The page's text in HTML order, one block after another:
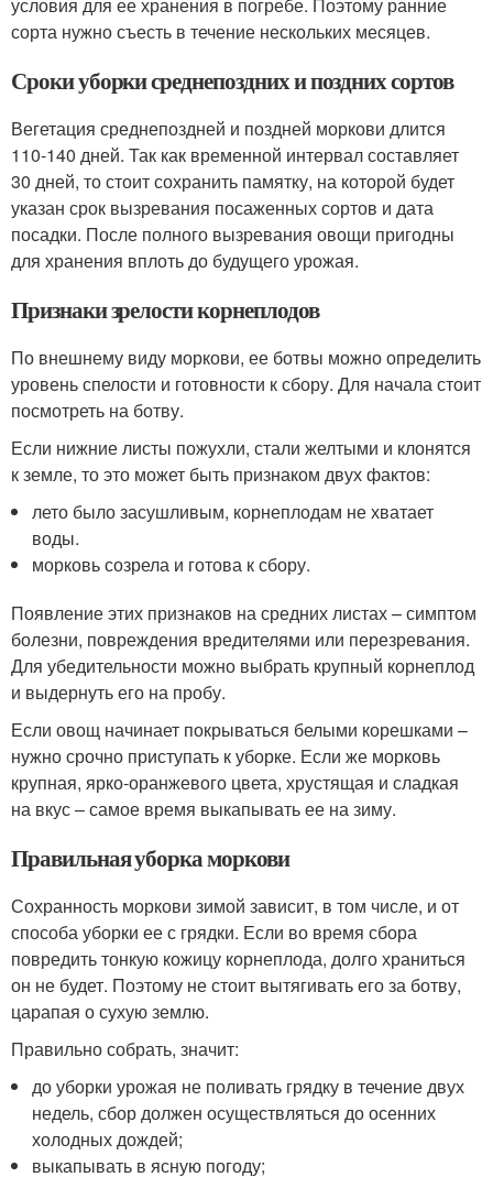
условия для ее хранения в погребе. Поэтому ранние
сорта нужно съесть в течение нескольких месяцев.
Сроки уборки среднепоздних и поздних сортов
Вегетация среднепоздней и поздней моркови длится
110-140 дней. Так как временной интервал составляет
30 дней, то стоит сохранить памятку, на которой будет
указан срок вызревания посаженных сортов и дата
посадки. После полного вызревания овощи пригодны
для хранения вплоть до будущего урожая.
Признаки зрелости корнеплодов
По внешнему виду моркови, ее ботвы можно определить
уровень спелости и готовности к сбору. Для начала стоит
посмотреть на ботву.
Если нижние листы пожухли, стали желтыми и клонятся
к земле, то это может быть признаком двух фактов:
лето было засушливым, корнеплодам не хватает
воды.
морковь созрела и готова к сбору.
Появление этих признаков на средних листах – симптом
болезни, повреждения вредителями или перезревания.
Для убедительности можно выбрать крупный корнеплод
и выдернуть его на пробу.
Если овощ начинает покрываться белыми корешками –
нужно срочно приступать к уборке. Если же морковь
крупная, ярко-оранжевого цвета, хрустящая и сладкая
на вкус – самое время выкапывать ее на зиму.
Правильная уборка моркови
Сохранность моркови зимой зависит, в том числе, и от
способа уборки ее с грядки. Если во время сбора
повредить тонкую кожицу корнеплода, долго храниться
он не будет. Поэтому не стоит вытягивать его за ботву,
царапая о сухую землю.
Правильно собрать, значит:
до уборки урожая не поливать грядку в течение двух
недель, сбор должен осуществляться до осенних
холодных дождей;
выкапывать в ясную погоду;